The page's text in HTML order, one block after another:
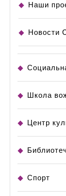
Наши
Новости
Школа
Центр
Спорт